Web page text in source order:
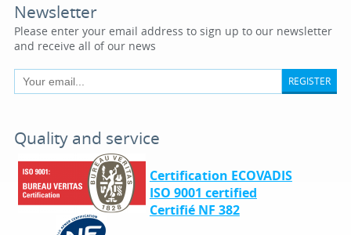
Newsletter
Please enter your email address to sign up to our newsletter
and receive all of our news
REGISTER
Quality and service
Certification ECOVADIS
ISO 9001 certified
Certifié NF 382